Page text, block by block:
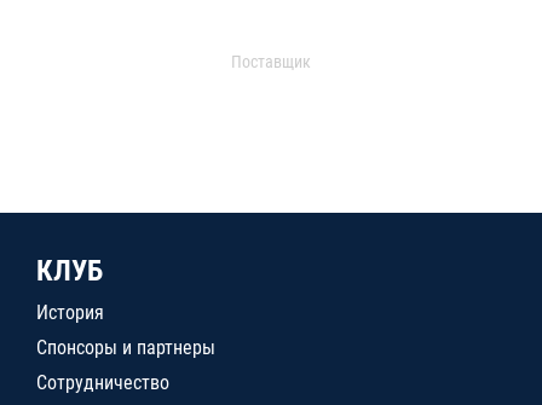
Поставщик
КЛУБ
История
Спонсоры и партнеры
Сотрудничество